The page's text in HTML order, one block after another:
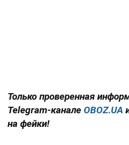
Только проверенная
Telegram-канале OBOZ.UA
на фейки!